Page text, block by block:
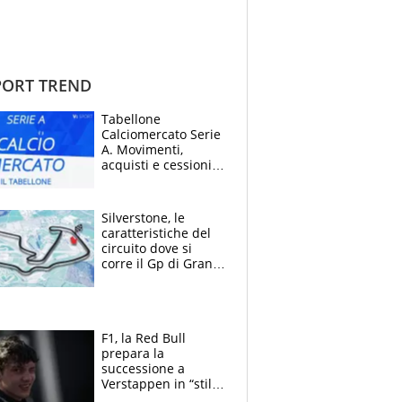
TREND
Tabellone
Calciomercato Serie
A. Movimenti,
acquisti e cessioni:
Silverstone, le
caratteristiche del
circuito dove si
corre il Gp di Gran
F1, la Red Bull
prepara la
successione a
Verstappen in “stile